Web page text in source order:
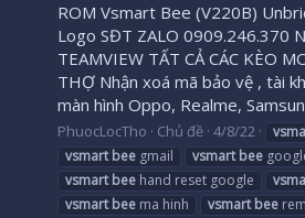
ROM Vsmart Bee (V220B)
Logo SĐT ZALO 0909.246.370
TEAMVIEW TẤT CẢ CÁC KÈO
THỢ Nhận xoá mã bảo vệ , tài
màn hình Oppo, Realme,
PhuocLocTho Chủ đề 4/8/22
vsmart bee gmail vsmart bee
vsmart bee hand reset google
vsmart bee ma hinh vsmart bee